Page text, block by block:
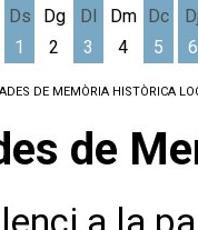
Ds
1
Dg
2
Dl
3
Dm
4
Dc
5
Dj
6
DE MEMÒRIA HISTÒRICA
de